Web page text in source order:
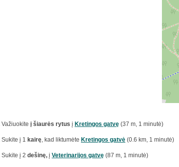
Važiuokite į šiaurės rytus į Kretingos gatvę (37 m, 1 minutė)
Sukite į 1 kairę, kad liktumėte Kretingos gatvė (0.6 km, 1 minutė)
Sukite į 2 dešinę, į Veterinarijos gatvę (87 m, 1 minutė)